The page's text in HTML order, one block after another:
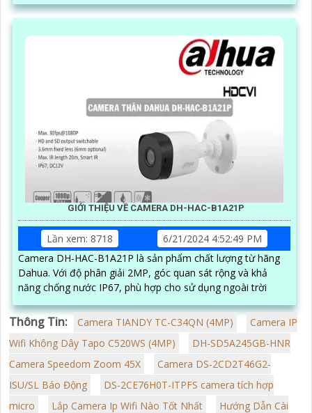
GIỚI THIỆU VỀ CAMERA DH-HAC-B1A21P
Lần xem: 8718
6/21/2024 4:52:49 PM
Camera DH-HAC-B1A21P là sản phẩm chất lượng từ hãng
Dahua. Với độ phân giải 2MP, góc quan sát rộng và khả
năng chống nước IP67, phù hợp cho sử dụng ngoài trời
Thông Tin: Camera TIANDY TC-C34QN (4MP)
Camera IP
Wifi Không Dây Tapo C520WS (4MP)
DH-SD5A245GB-HNR
Camera Speedom Zoom 45X
Camera DS-2CD2T46G2-
ISU/SL Báo Động
DS-2CE76H0T-ITPFS camera tích hợp
micro
Lắp Camera Ip Wifi Nào Tốt Nhất
Hướng Dẫn Cài